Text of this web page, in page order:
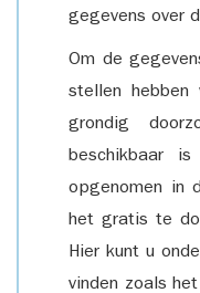
gegevens over
Om de
stellen hebben
grondig
beschikbaar
opgenomen in
het gratis te
Hier kunt u
vinden zoals